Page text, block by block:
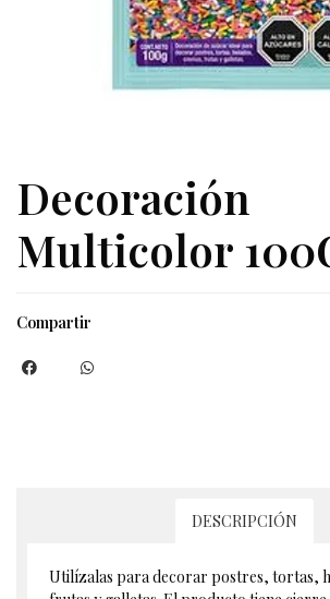
Decoración
Multicolor
Compartir
DESCRIPCIÓN
Utilízalas para decorar postres, tortas,